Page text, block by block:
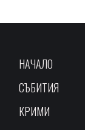
НАЧАЛО
СЪБИТИЯ
КРИМИ